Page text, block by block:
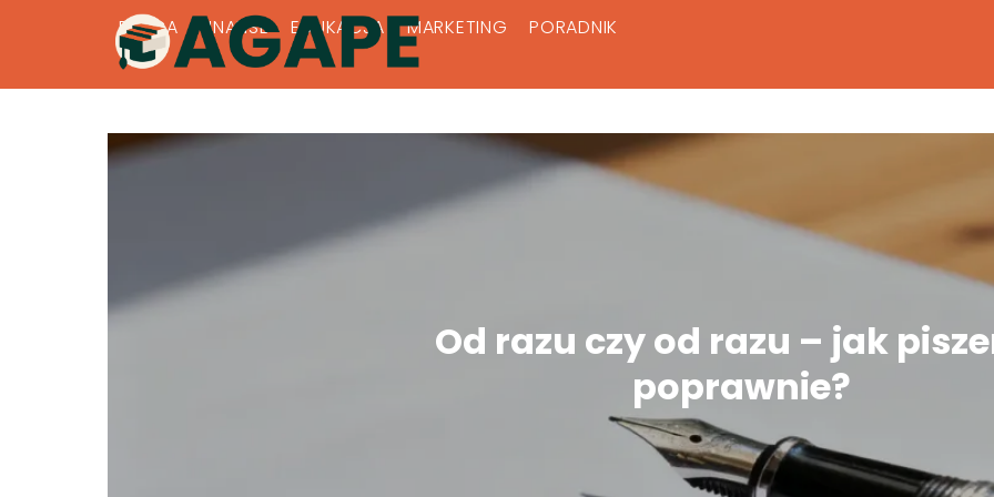
PRACA FINANSE EDUKACJA MARKETING PORADNIK
Od razu czy od razu – jak
poprawnie?